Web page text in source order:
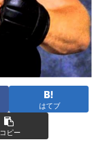
はてブ
コピー